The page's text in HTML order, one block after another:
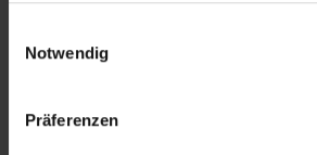
Notwendig
Präferenzen